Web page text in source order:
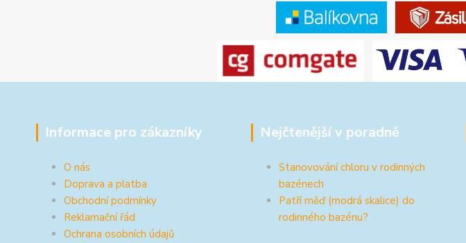
Informace pro zákazníky
O nás
Doprava a platba
Obchodní podmínky
Reklamační řád
Ochrana osobních údajů
Nejčtenější v poradně
Stanovování chloru v rodinných
bazénech
Patří měď (modrá skalice) do
rodinného bazénu?